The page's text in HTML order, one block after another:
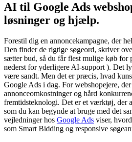
AI til Google Ads
løsninger og hjælp.
Forestil dig en annoncekampagne, der
Den finder de rigtige søgeord, skriver
sætter bud, så du får flest mulige køb for
nederst for yderligere AI-support ). Det
være sandt. Men det er præcis, hvad
Google Ads i dag. For webshopejere,
annonceomkostninger og hård
fremtidsteknologi. Det er et værktøj, der
som du kan begynde at bruge med det
vejledninger hos Google Ads viser,
som Smart Bidding og responsive